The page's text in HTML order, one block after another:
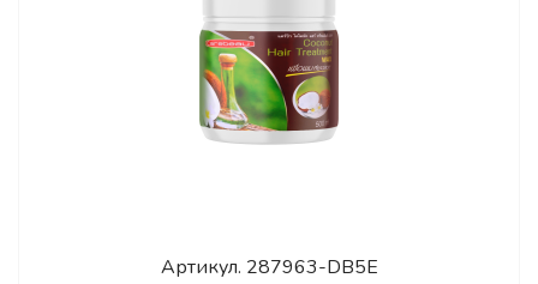
Артикул. 287963-DB5E